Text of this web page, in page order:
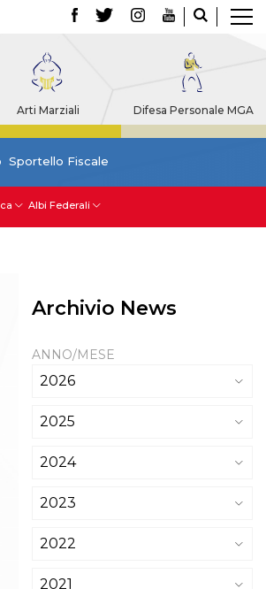
Arti Marziali Difesa Personale MGA
Sportello Fiscale
Albi Federali
Archivio News
ANNO/MESE
2026
2025
2024
2023
2022
2021